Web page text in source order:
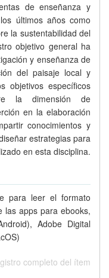
de enseñanza y
últimos años como
la sustentabilidad del
objetivo general ha
y enseñanza de
del paisaje local y
objetivos específicos
la dimensión de
en la elaboración
conocimientos y
estrategias para
en esta disciplina.
para leer el formato
las apps para ebooks,
Adobe Digital
completo del ítem